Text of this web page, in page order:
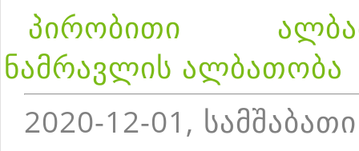
პირობითი
ნამრავლის ალბათობა
2020-12-01, სამშაბათი